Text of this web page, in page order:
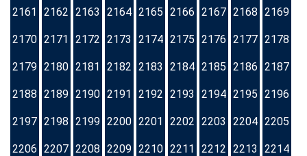
2161 2162 2163 2164 2165 2166 2167 2168 2169
2170 2171 2172 2173 2174 2175 2176 2177 2178
2179 2180 2181 2182 2183 2184 2185 2186 2187
2188 2189 2190 2191 2192 2193 2194 2195 2196
2197 2198 2199 2200 2201 2202 2203 2204 2205
2206 2207 2208 2209 2210 2211 2212 2213 2214